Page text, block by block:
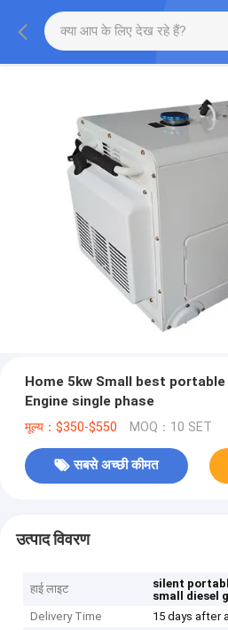
Home 5kw Small best
Engine single phase
मूल्य：$350-$550 MOQ：10 SET
सबसे अच्छी कीमत
उत्पाद विवरण
हाई लाइट silent
small diesel
Delivery Time
15 days after